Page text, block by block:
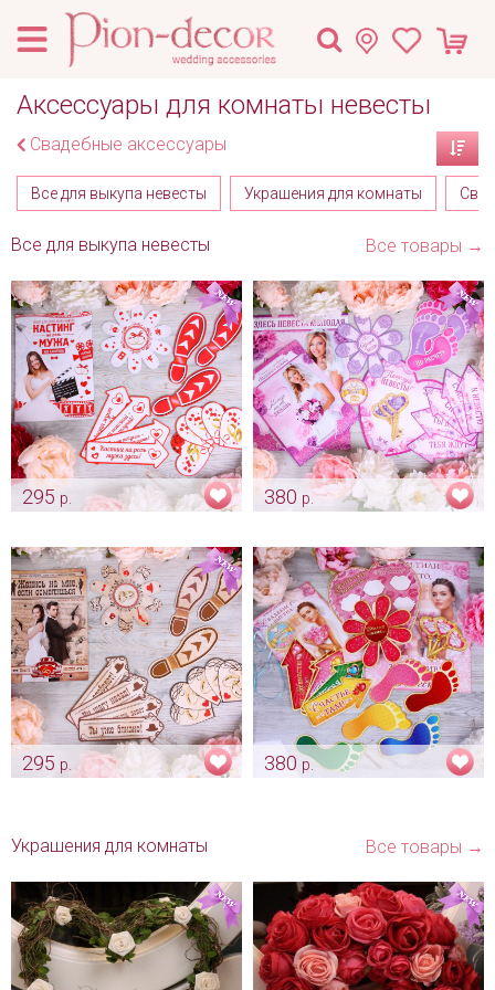
Аксессуары для комнаты невесты
Свадебные аксессуары
Все для выкупа невесты Украшения для комнаты
Все товары →
Все для выкупа невесты
295 р.
Арт: dv_0017
380 р.
лаванда
Арт: mel_0028
295 р.
380 р.
Все товары →
Украшения для комнаты